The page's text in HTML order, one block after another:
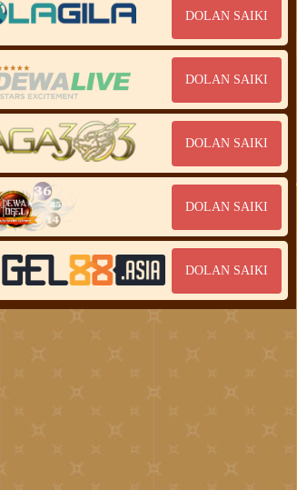
DOLAN SAIKI
DOLAN SAIKI
DOLAN SAIKI
DOLAN SAIKI
DOLAN SAIKI